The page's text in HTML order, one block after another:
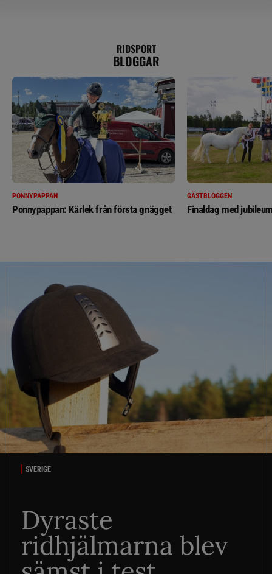
RIDSPORT
BLOGGAR
PONNYPAPPAN
Ponnypappan: Kärlek från första gnägget
GÄSTBLOGGEN
Finaldag med
SVERIGE
Dyraste
ridhjälmarna blev